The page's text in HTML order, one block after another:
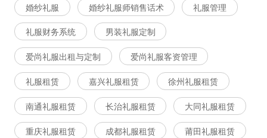
婚纱礼服 婚纱礼服师销售话术 礼服管理
礼服财务系统 男装礼服定制
爱尚礼服出租与定制 爱尚礼服客资管理
礼服租赁 嘉兴礼服租赁 徐州礼服租赁
南通礼服租赁 长治礼服租赁 大同礼服租赁
重庆礼服租赁 成都礼服租赁 莆田礼服租赁